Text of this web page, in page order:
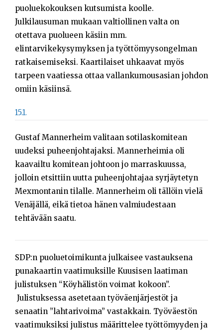
puoluekokouksen kutsumista koolle.
Julkilausuman mukaan valtiollinen valta on
otettava puolueen käsiin mm.
elintarvikekysymyksen ja työttömyysongelman
ratkaisemiseksi. Kaartilaiset uhkaavat myös
tarpeen vaatiessa ottaa vallankumousasian johdon
omiin käsiinsä.
15.1.
Gustaf Mannerheim valitaan sotilaskomitean
uudeksi puheenjohtajaksi. Mannerheimia oli
kaavailtu komitean johtoon jo marraskuussa,
jolloin etsittiin uutta puheenjohtajaa syrjäytetyn
Mexmontanin tilalle. Mannerheim oli tällöin vielä
Venäjällä, eikä tietoa hänen valmiudestaan
tehtävään saatu.
SDP:n puoluetoimikunta julkaisee vastauksena
punakaartin vaatimuksille Kuusisen laatiman
julistuksen “Köyhälistön voimat kokoon”.
Julistuksessa asetetaan työväenjärjestöt ja
senaatin ”lahtarivoima” vastakkain. Työväestön
vaatimuksiksi julistus määrittelee työttömyyden ja